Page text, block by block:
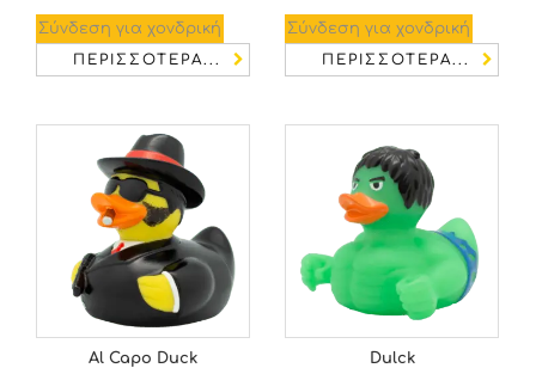
Σύνδεση για χονδρική
ΠΕΡΙΣΣΌΤΕΡΑ...
Σύνδεση για χονδρική
ΠΕΡΙΣΣΌΤΕΡΑ...
Al Capo Duck Dulck